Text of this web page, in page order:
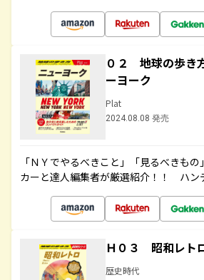
０２ 地球の歩
ーヨーク
Plat
2024.08.08 発売
「ＮＹでやるべきこと」「見るべきも
カーと達人編集者が厳選紹介！！ ハン
Ｈ０３ 昭和レト
歴史時代